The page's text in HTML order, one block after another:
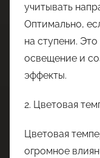
учитывать
Оптимально,
на ступени.
освещение и
эффекты.
2. Цветовая
Цветовая
огромное